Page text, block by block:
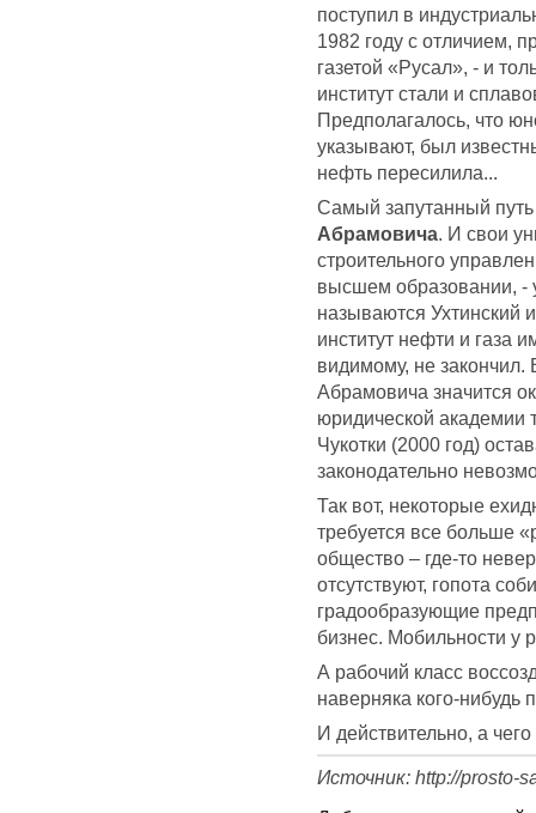
поступил в
1982 году с отличием,
газетой «Русал», - и
институт стали и
Предполагалось, что
указывают, был
нефть пересилила...
Самый запутанный
Абрамовича. И свои
строительного
высшем образовании, -
называются Ухтинский
институт нефти и газа
видимому, не
Абрамовича значится
юридической академии
Чукотки (2000 год)
законодательно
Так вот, некоторые
требуется все больше
общество – где-то
отсутствуют, гопота
градообразующие
бизнес. Мобильности у
А рабочий класс
наверняка кого-нибудь
И действительно, а
Источник: http://prosto-